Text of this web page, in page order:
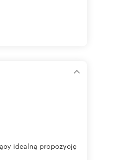
idealną propozycję